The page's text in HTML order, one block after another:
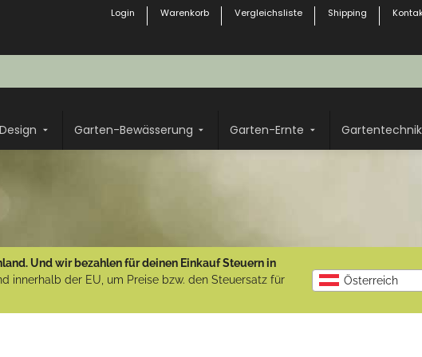
Login Warenkorb Vergleichsliste Shipping
Garten-Bewässerung Garten-Ernte Gartentechnik
Und wir bezahlen für deinen Einkauf Steuern in
innerhalb der EU, um Preise bzw. den Steuersatz für
Österreich